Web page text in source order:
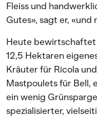
Fleiss und
Gutes», sagt er,
Heute
12,5 Hektaren
Kräuter für Ricola
Mastpoulets für Bell,
ein wenig
spezialisierter,